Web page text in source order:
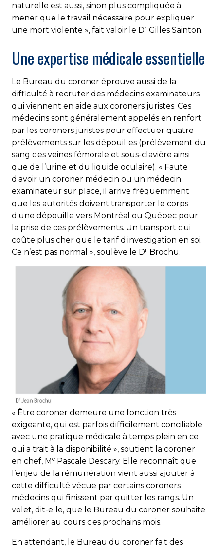
naturelle est aussi, sinon plus compliquée à
mener que le travail nécessaire pour expliquer
une mort violente », fait valoir le Dr Gilles Sainton.
Une expertise médicale essentielle
Le Bureau du coroner éprouve aussi de la
difficulté à recruter des médecins examinateurs
qui viennent en aide aux coroners juristes. Ces
médecins sont généralement appelés en renfort
par les coroners juristes pour effectuer quatre
prélèvements sur les dépouilles (prélèvement du
sang des veines fémorale et sous-clavière ainsi
que de l’urine et du liquide oculaire). « Faute
d’avoir un coroner médecin ou un médecin
examinateur sur place, il arrive fréquemment
que les autorités doivent transporter le corps
d’une dépouille vers Montréal ou Québec pour
la prise de ces prélèvements. Un transport qui
coûte plus cher que le tarif d’investigation en soi.
Ce n’est pas normal », soulève le Dr Brochu.
« Être coroner demeure une fonction très
exigeante, qui est parfois difficilement conciliable
avec une pratique médicale à temps plein en ce
qui a trait à la disponibilité », soutient la coroner
en chef, Me Pascale Descary. Elle reconnaît que
l’enjeu de la rémunération vient aussi ajouter à
cette difficulté vécue par certains coroners
médecins qui finissent par quitter les rangs. Un
volet, dit-elle, que le Bureau du coroner souhaite
améliorer au cours des prochains mois.
En attendant, le Bureau du coroner fait des